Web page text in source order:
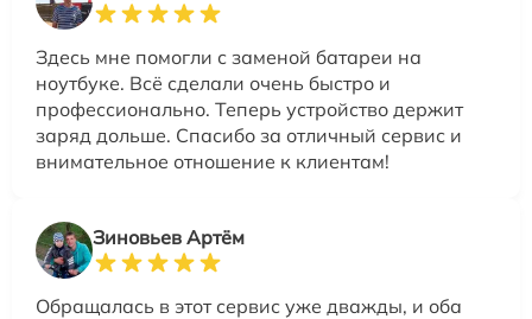
Здесь мне помогли с заменой батареи на
ноутбуке. Всё сделали очень быстро и
профессионально. Теперь устройство держит
заряд дольше. Спасибо за отличный сервис и
внимательное отношение к клиентам!
Зиновьев Артём
Обращалась в этот сервис уже дважды, и оба